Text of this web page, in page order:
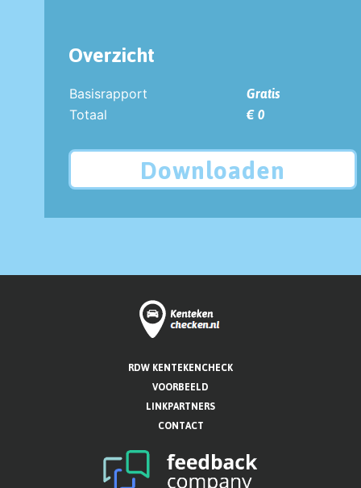
Overzicht
Basisrapport
Gratis
Totaal
€ 0
Downloaden
RDW KENTEKENCHECK
VOORBEELD
LINKPARTNERS
CONTACT